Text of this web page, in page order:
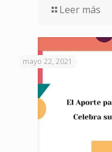
Leer más
mayo 22, 2021